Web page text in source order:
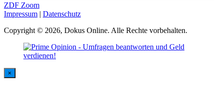
ZDF Zoom
Impressum | Datenschutz
Copyright © 2026, Dokus Online. Alle Rechte vorbehalten.
×